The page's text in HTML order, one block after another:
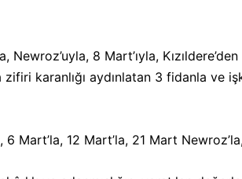
Newroz’uyla, 8 Mart’ıyla,
zifiri karanlığı aydınlatan 3 fidanla
6 Mart’la, 12 Mart’la, 21 Mart